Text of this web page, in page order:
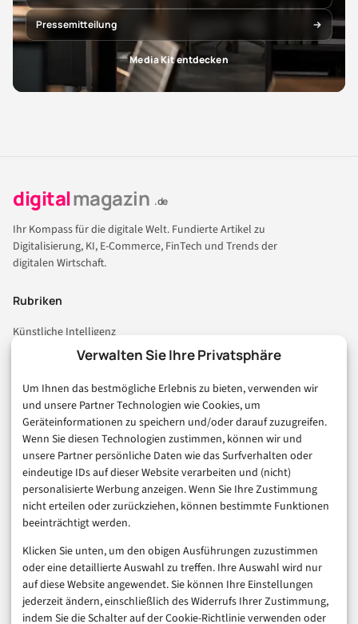
Verwalten Sie Ihre Privatsphäre
Um Ihnen das bestmögliche Erlebnis zu bieten, verwenden wir
und unsere Partner Technologien wie Cookies, um
Geräteinformationen zu speichern und/oder darauf zuzugreifen.
Wenn Sie diesen Technologien zustimmen, können wir und
unsere Partner persönliche Daten wie das Surfverhalten oder
eindeutige IDs auf dieser Website verarbeiten und (nicht)
personalisierte Werbung anzeigen. Wenn Sie Ihre Zustimmung
nicht erteilen oder zurückziehen, können bestimmte Funktionen
beeinträchtigt werden.
Klicken Sie unten, um den obigen Ausführungen zuzustimmen
oder eine detaillierte Auswahl zu treffen. Ihre Auswahl wird nur
auf diese Website angewendet. Sie können Ihre Einstellungen
jederzeit ändern, einschließlich des Widerrufs Ihrer Zustimmung,
indem Sie die Schalter auf der Cookie-Richtlinie verwenden oder
Pressemitteilung
Media Kit entdecken
digitalmagazin .de
Ihr Kompass für die digitale Welt. Fundierte Artikel zu
Digitalisierung, KI, E-Commerce, FinTech und Trends der
digitalen Wirtschaft.
Rubriken
Künstliche Intelligenz
Technologie & IT
Consumer & Digital Life
Marketing
Finanzen & FinTech
Business & Karriere
Sicherheit & Recht
Digitalisierung
Marketing
Magazin
Unsere Redaktion
Werbeformate & Media Kit